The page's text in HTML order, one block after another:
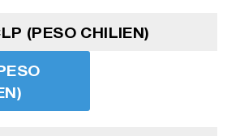
(PESO CHILIEN)